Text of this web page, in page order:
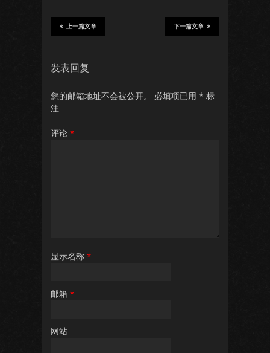
下一篇文章
上一篇文章
发表回复
您的邮箱地址不会被公开。 必填项已用 * 标
注
评论 *
显示名称 *
邮箱 *
网站